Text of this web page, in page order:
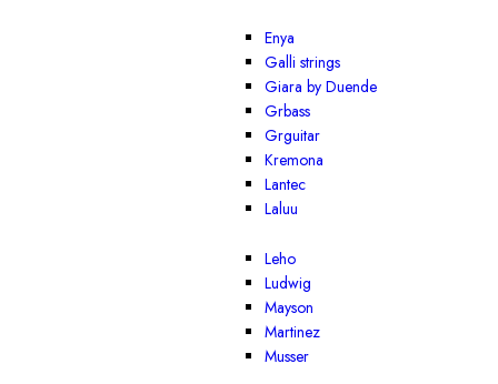
Enya
Galli strings
Giara by Duende
Grbass
Grguitar
Kremona
Lantec
Laluu
Leho
Ludwig
Mayson
Martinez
Musser